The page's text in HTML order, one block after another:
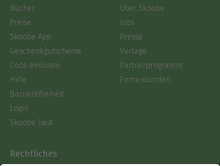
Bücher
Preise
Skoobe App
Geschenkgutscheine
Code einlösen
Hilfe
Barrierefreiheit
Login
Skoobe liest
Über Skoobe
Jobs
Presse
Verlage
Partnerprogramm
Firmenkunden
Rechtliches